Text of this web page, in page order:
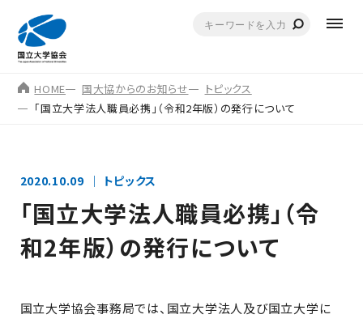
HOME 国大協からのお知らせ
トピックス
「国立大学法人職員必携」（令和2年版）の発行について
2020.10.09 トピックス
「国立大学法人職員必携」（令
和2年版）の発行について
国立大学協会事務局では、国立大学法人及び国立大学に